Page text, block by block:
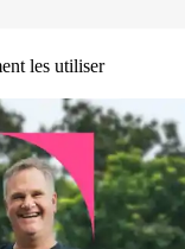
les utiliser